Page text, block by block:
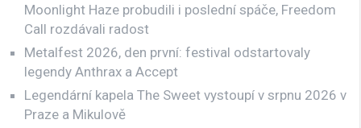
Moonlight Haze probudili i poslední spáče, Freedom
Call rozdávali radost
Metalfest 2026, den první: festival odstartovaly
legendy Anthrax a Accept
Legendární kapela The Sweet vystoupí v srpnu 2026 v
Praze a Mikulově